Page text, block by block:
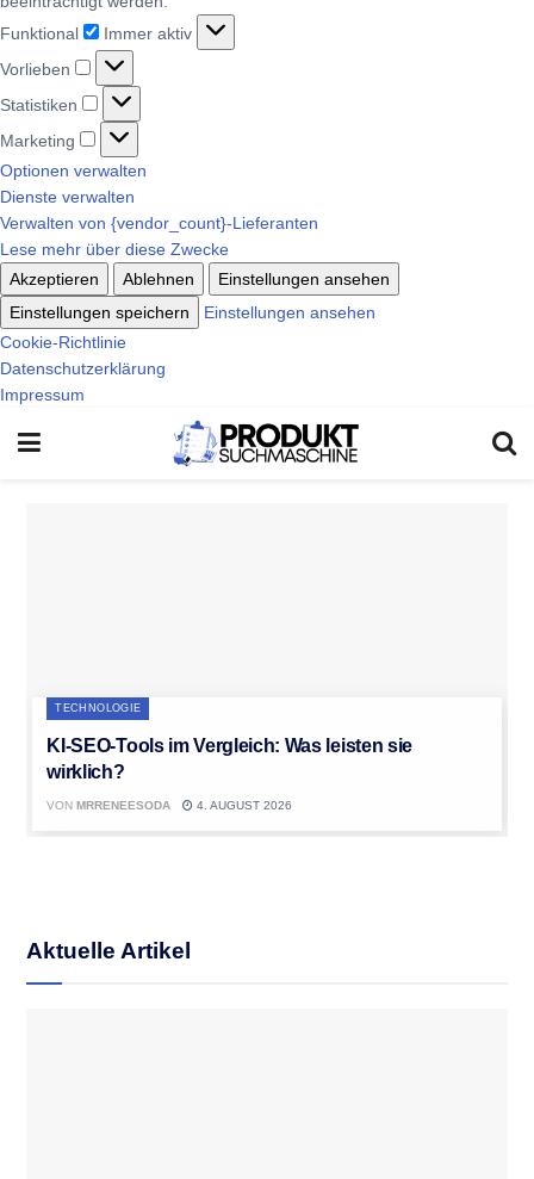
Funktional
Immer aktiv
Vorlieben
Statistiken
Marketing
Optionen verwalten
Dienste verwalten
Verwalten von {vendor_count}-Lieferanten
Lese mehr über diese Zwecke
Akzeptieren
Ablehnen
Einstellungen ansehen
Einstellungen speichern
Einstellungen ansehen
Cookie-Richtlinie
Datenschutzerklärung
Impressum
TECHNOLOGIE
KI-SEO-Tools im Vergleich: Was leisten sie
wirklich?
VON MRRENEESODA 4. AUGUST 2026
Aktuelle Artikel